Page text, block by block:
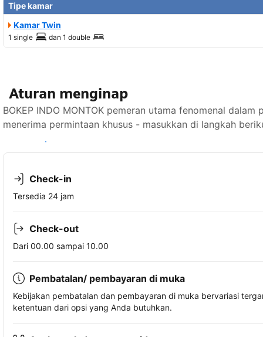
Tipe kamar
Kamar Twin
1 single dan 1 double
Aturan menginap
BOKEP INDO MONTOK pemeran utama fenomenal
menerima permintaan khusus - masukkan di langkah
Lihat ketersediaan
Check-in
Tersedia 24 jam
Check-out
Dari 00.00 sampai 10.00
Pembatalan/ pembayaran di muka
Kebijakan pembatalan dan pembayaran di muka bervariasi
ketentuan dari opsi yang Anda butuhkan.